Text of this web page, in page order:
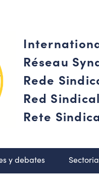
Réseau
Rede
Red
Rete
y debates